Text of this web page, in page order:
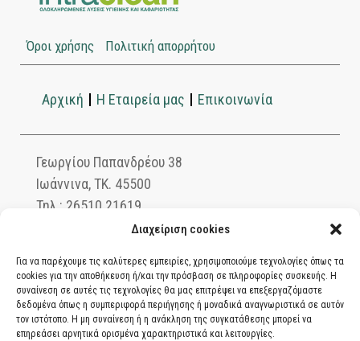
Διαχείριση cookies
Για να παρέχουμε τις καλύτερες εμπειρίες, χρησιμοποιούμε τεχνολογίες όπως τα
cookies για την αποθήκευση ή/και την πρόσβαση σε πληροφορίες συσκευής. Η
συναίνεση σε αυτές τις τεχνολογίες θα μας επιτρέψει να επεξεργαζόμαστε
δεδομένα όπως η συμπεριφορά περιήγησης ή μοναδικά αναγνωριστικά σε αυτόν
τον ιστότοπο. Η μη συναίνεση ή η ανάκληση της συγκατάθεσης μπορεί να
επηρεάσει αρνητικά ορισμένα χαρακτηριστικά και λειτουργίες.
Όροι χρήσης Πολιτική απορρήτου
Αρχική Η Εταιρεία μας Επικοινωνία
Γεωργίου Παπανδρέου 38
Ιωάννινα, ΤΚ. 45500
Τηλ.: 26510 21619
info@intraclean.gr
Ασφαλείς συναλλαγές μέσω PayPal. Πληρώστε
με χρεωστική ή πιστωτική κάρτα, αντικαταβολή
ή κατάθεση σε τραπεζικό λογαριασμό